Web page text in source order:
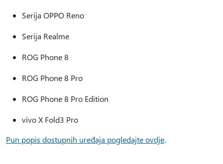
Serija OPPO Reno
Serija Realme
ROG Phone 8
ROG Phone 8 Pro
ROG Phone 8 Pro Edition
vivo X Fold3 Pro
Pun popis dostupnih uređaja pogledajte ovdje.